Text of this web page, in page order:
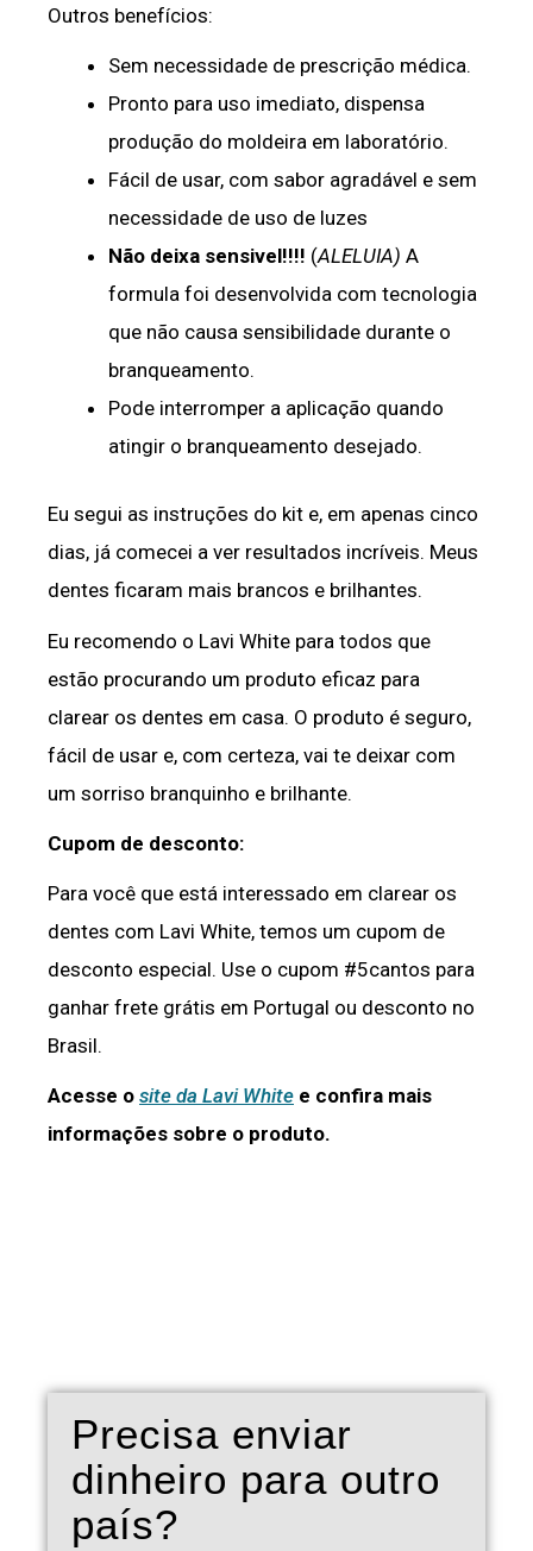
Outros benefícios:
Sem necessidade de prescrição médica.
Pronto para uso imediato, dispensa
produção do moldeira em laboratório.
Fácil de usar, com sabor agradável e sem
necessidade de uso de luzes
Não deixa sensivel!!!! (ALELUIA) A
formula foi desenvolvida com tecnologia
que não causa sensibilidade durante o
branqueamento.
Pode interromper a aplicação quando
atingir o branqueamento desejado.
Eu segui as instruções do kit e, em apenas cinco
dias, já comecei a ver resultados incríveis. Meus
dentes ficaram mais brancos e brilhantes.
Eu recomendo o Lavi White para todos que
estão procurando um produto eficaz para
clarear os dentes em casa. O produto é seguro,
fácil de usar e, com certeza, vai te deixar com
um sorriso branquinho e brilhante.
Cupom de desconto:
Para você que está interessado em clarear os
dentes com Lavi White, temos um cupom de
desconto especial. Use o cupom #5cantos para
ganhar frete grátis em Portugal ou desconto no
Brasil.
Acesse o site da Lavi White e confira mais
informações sobre o produto.
Precisa enviar
dinheiro para outro
país?